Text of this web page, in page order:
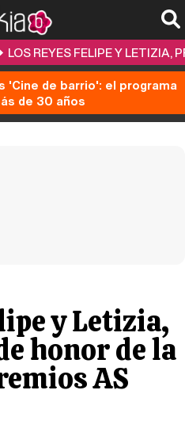
LOS REYES FELIPE Y LETIZIA,
'Cine de barrio': el programa
de 30 años
y Letizia,
honor de la
AS